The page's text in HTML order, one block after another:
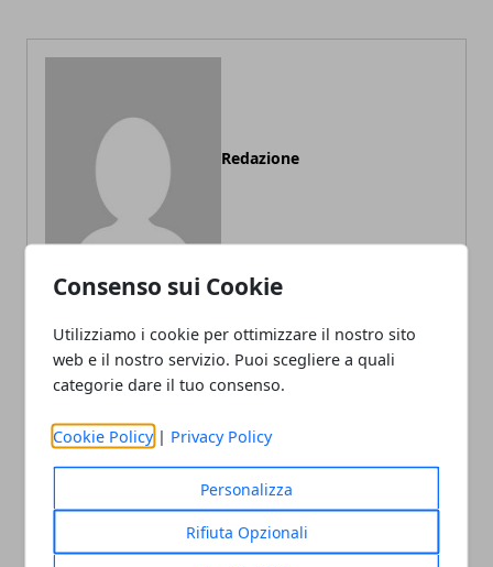
Consenso sui Cookie
Utilizziamo i cookie per ottimizzare il nostro sito
web e il nostro servizio. Puoi scegliere a quali
categorie dare il tuo consenso.
Cookie Policy | Privacy Policy
Personalizza
Rifiuta Opzionali
Redazione
ARTICOLI CORRELATI